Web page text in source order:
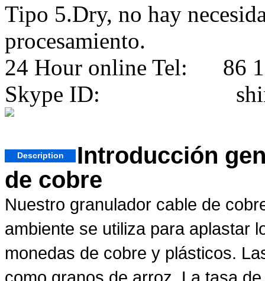
Tipo 5.Dry, no hay
procesamiento.
24 Hour online Tel: 86
Skype ID:
Description
Introducción
de cobre
Nuestro granulador cable de
ambiente se utiliza para aplastar
monedas de cobre y plásticos.
como granos de arroz. La tasa